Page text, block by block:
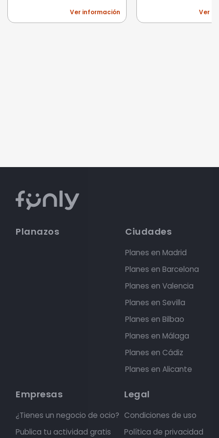
Ver información
Ver
Planazos Ciudades
Planes en Madrid
Planes en Barcelona
Planes en Valencia
Planes en Sevilla
Planes en Bilbao
Planes en Málaga
Planes en Cádiz
Planes en Alicante
Empresas
¿Tienes un negocio de ocio?
Publica tu actividad gratis
Legal
Condiciones de uso
Política de privacidad